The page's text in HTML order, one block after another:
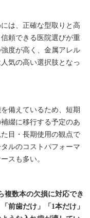
は、正確な型取りと高
頼できる医院選びが重
度が高く、金属アレル
気の高い選択肢となっ
備えているため、短期
綴に移行する予定のあ
目・長期使用の観点で
ルのコストパフォーマ
スも多い。
複数本の欠損に対応でき
前歯だけ」「1本だけ」